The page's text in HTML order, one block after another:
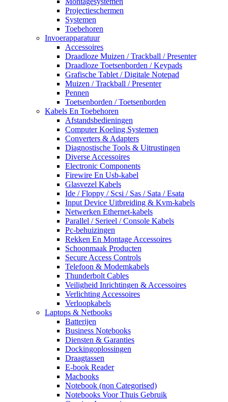
Projectieschermen
Systemen
Toebehoren
Invoerapparatuur
Accessoires
Draadloze Muizen / Trackball / Presenter
Draadloze Toetsenborden / Keypads
Grafische Tablet / Digitale Notepad
Muizen / Trackball / Presenter
Pennen
Toetsenborden / Toetsenborden
Kabels En Toebehoren
Afstandsbedieningen
Computer Koeling Systemen
Converters & Adapters
Diagnostische Tools & Uitrustingen
Diverse Accessoires
Electronic Components
Firewire En Usb-kabel
Glasvezel Kabels
Ide / Floppy / Scsi / Sas / Sata / Esata
Input Device Uitbreiding & Kvm-kabels
Netwerken Ethernet-kabels
Parallel / Serieel / Console Kabels
Pc-behuizingen
Rekken En Montage Accessoires
Schoonmaak Producten
Secure Access Controls
Telefoon & Modemkabels
Thunderbolt Cables
Veiligheid Inrichtingen & Accessoires
Verlichting Accessoires
Verloopkabels
Laptops & Netbooks
Batterijen
Business Notebooks
Diensten & Garanties
Dockingoplossingen
Draagtassen
E-book Reader
Macbooks
Notebook (non Categorised)
Notebooks Voor Thuis Gebruik